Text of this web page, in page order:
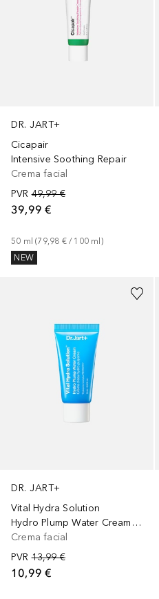
DR. JART+
Cicapair
Intensive Soothing Repair
Crema facial
PVR 49,99 €
39,99 €
50 ml (79,98 € / 100 ml )
NEW
DR. JART+
Vital Hydra Solution
Hydro Plump Water Cream Mini
Crema facial
PVR 13,99 €
10,99 €